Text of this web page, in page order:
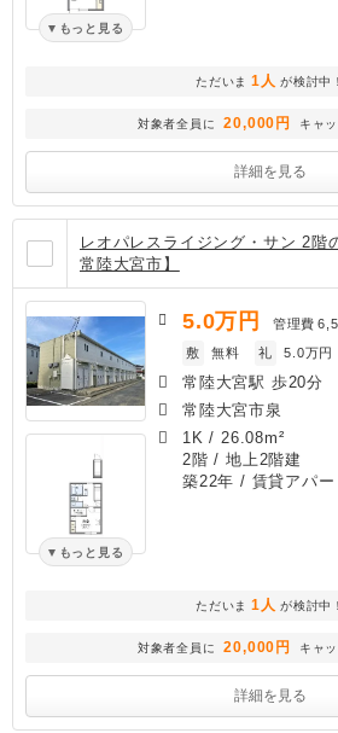
もっと見る
ただいま 1人 が検討中！
対象者全員に 20,000円 キャ
詳細を見る
レオパレスライジング・サン 2階
常陸大宮市】
もっと見る
5.0万円 管理費
敷
無料 礼 5.0万円
常陸大宮駅 歩20分
常陸大宮市泉
1K / 26.08m²
2階 / 地上2階建
築22年 / 賃貸アパー
ただいま 1人 が検討中！
対象者全員に 20,000円 キャ
詳細を見る